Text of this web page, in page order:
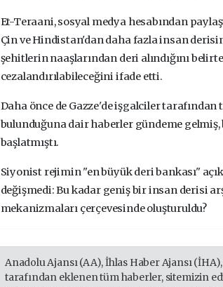
Et-Teraani, sosyal medya hesabından
Çin ve Hindistan'dan daha fazla insan
şehitlerin naaşlarından deri alındığını
cezalandırılabileceğini ifade etti.
Daha önce de Gazze'de işgalciler
bulunduğuna dair haberler gündeme
başlatmıştı.
Siyonist rejimin "en büyük deri bankası"
değişmedi: Bu kadar geniş bir insan derisi
mekanizmaları çerçevesinde oluşturuldu?
Anadolu Ajansı (AA), İhlas Haber Ajansı
tarafından eklenen tüm haberler, sitemizin